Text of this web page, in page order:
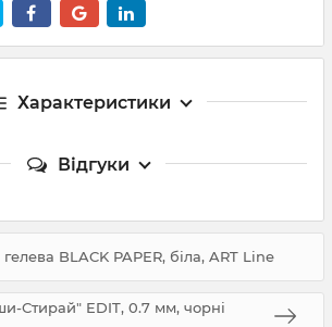
Характеристики
Відгуки
BLACK PAPER, біла, ART Line
Стирай" EDIT, 0.7 мм, чорні